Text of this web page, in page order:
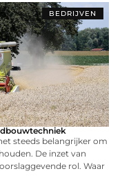
BEDRIJVEN
steeds belangrijker om
De inzet van
rol. Waar